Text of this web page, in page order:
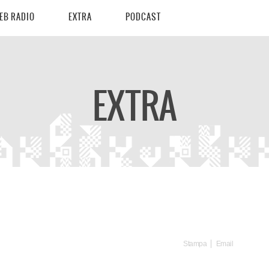
RADIO EXTRA PODCAST
EXTRA
Stampa Email